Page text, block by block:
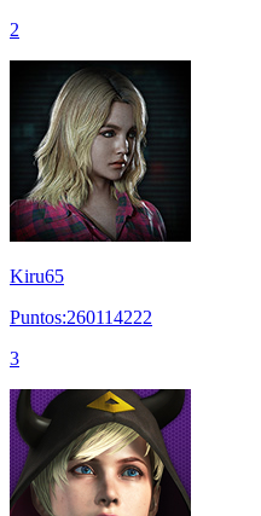
2
Kiru65
Puntos:260114222
3